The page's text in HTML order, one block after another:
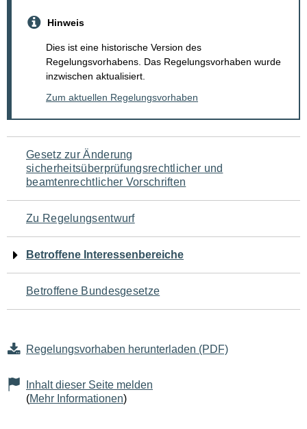
Hinweis
Dies ist eine historische Version des
Regelungsvorhabens. Das Regelungsvorhaben wurde
inzwischen aktualisiert.
Zum aktuellen Regelungsvorhaben
Navigation
für
den
Seiteninhalt
Gesetz zur Änderung
sicherheitsüberprüfungsrechtlicher und
beamtenrechtlicher Vorschriften
Zu Regelungsentwurf
Betroffene Interessenbereiche
Betroffene Bundesgesetze
Regelungsvorhaben herunterladen (PDF)
Inhalt dieser Seite melden
(Mehr Informationen)